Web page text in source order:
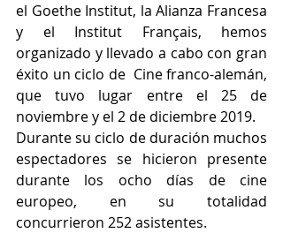
el Goethe Institut, la Alianza Francesa
y el Institut Français, hemos
organizado y llevado a cabo con gran
éxito un ciclo de  Cine franco-alemán,
que tuvo lugar entre el 25 de
noviembre y el 2 de diciembre 2019.
Durante su ciclo de duración muchos
espectadores se hicieron presente
durante los ocho días de cine
europeo, en su totalidad
concurrieron 252 asistentes.